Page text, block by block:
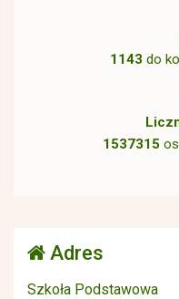
1143 do
1537315
Adres
Szkoła Podstawowa